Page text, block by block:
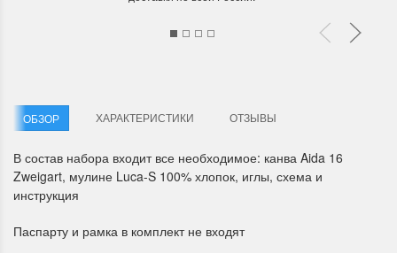
Летние Скидки
!! СКИДКА 20% ‼️ с 1 до 3 июня в
честь первого летнего дня
Раритеты Дим.
На сайте пополнение
ОБЗОР ХАРАКТЕРИСТИКИ ОТЗЫВЫ
В состав набора входит все необходимое: канва Aida 16
Zweigart, мулине Luca-S 100% хлопок, иглы, схема и
инструкция
Паспарту и рамка в комплект не входят